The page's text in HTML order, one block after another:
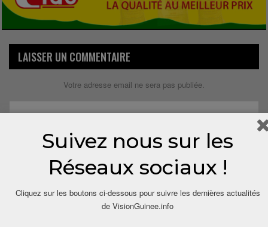
LAISSER UN COMMENTAIRE
Votre adresse email ne sera pas publiée.
Suivez nous sur les
Réseaux sociaux !
Cliquez sur les boutons ci-dessous pour suivre les dernières actualités
de VisionGuinee.info